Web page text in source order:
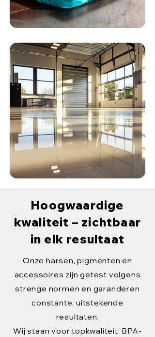
Hoogwaardige
kwaliteit – zichtbaar
in elk resultaat
Onze harsen, pigmenten en
accessoires zijn getest volgens
strenge normen en garanderen
constante, uitstekende
resultaten.
Wij staan voor topkwaliteit: BPA-